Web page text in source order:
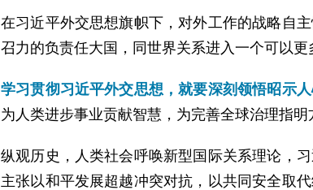
在习近平外交思想旗帜下，对外工作的战略自
召力的负责任大国，同世界关系进入一个可以
学习贯彻习近平外交思想，就要深刻领悟昭示人
为人类进步事业贡献智慧，为完善全球治理指明
纵观历史，人类社会呼唤新型国际关系理论，
主张以和平发展超越冲突对抗，以共同安全取